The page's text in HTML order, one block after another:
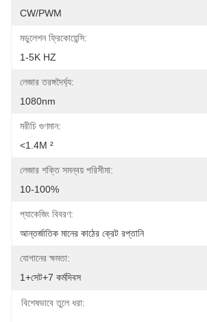
CW/PWM
মডুলেশন ফ্রিকোয়েন্সি:
1-5K HZ
লেজার তরঙ্গদৈর্ঘ্য:
1080nm
মরীচি গুণমান:
<1.4M ²
লেজার শক্তি সমন্বয় পরিসীমা:
10-100%
প্যাকেজিং বিবরণ:
আন্তর্জাতিক মানের কাঠের ক্রেট রপ্তানি
যোগানের ক্ষমতা:
1+সেট+7 কর্মদিবস
বিশেষভাবে তুলে ধরা: